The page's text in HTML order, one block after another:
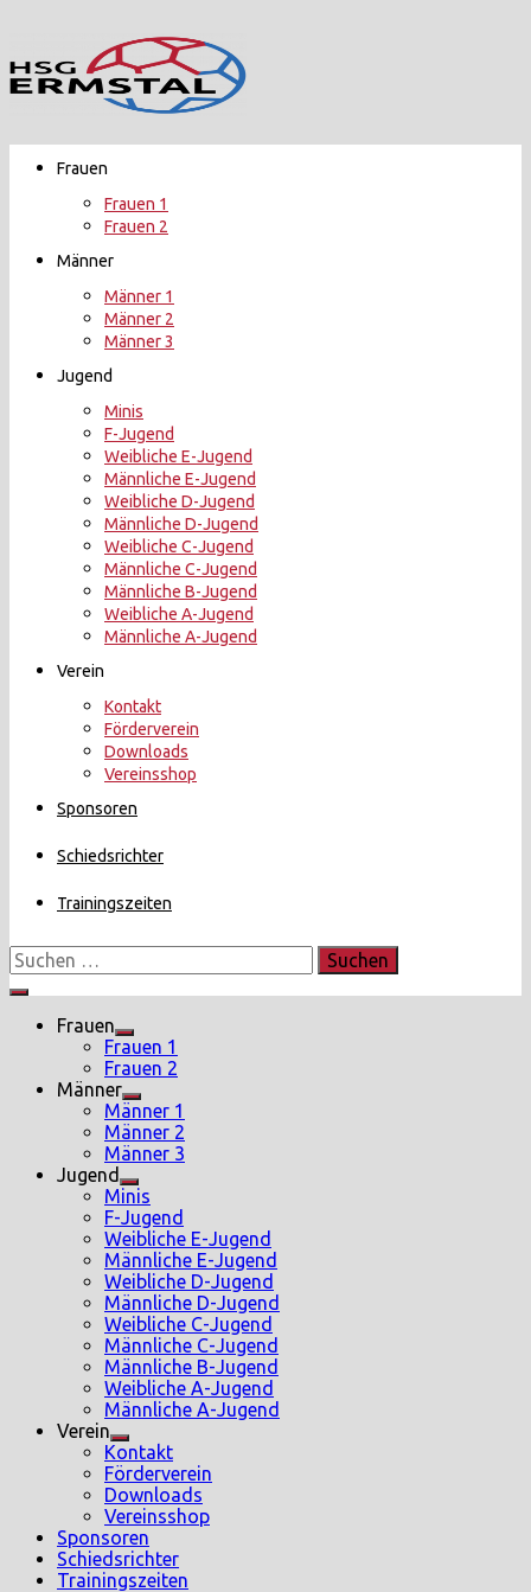
Inhalt
Frauen
Frauen 1
Frauen 2
Männer
Männer 1
Männer 2
Männer 3
Jugend
Minis
F-Jugend
Weibliche E-Jugend
Männliche E-Jugend
Weibliche D-Jugend
Männliche D-Jugend
Weibliche C-Jugend
Männliche C-Jugend
Männliche B-Jugend
Weibliche A-Jugend
Männliche A-Jugend
Verein
Kontakt
Förderverein
Downloads
Vereinsshop
Sponsoren
Schiedsrichter
Trainingszeiten
Suchen
nach:
MenüFrauen
Show
sub
menu
Frauen 1
Frauen 2
Männer
Show
sub
menu
Männer 1
Männer 2
Männer 3
Jugend
Show
sub
menu
Minis
F-Jugend
Weibliche E-Jugend
Männliche E-Jugend
Weibliche D-Jugend
Männliche D-Jugend
Weibliche C-Jugend
Männliche C-Jugend
Männliche B-Jugend
Weibliche A-Jugend
Männliche A-Jugend
Verein
Show
sub
menu
Kontakt
Förderverein
Downloads
Vereinsshop
Sponsoren
Schiedsrichter
Trainingszeiten